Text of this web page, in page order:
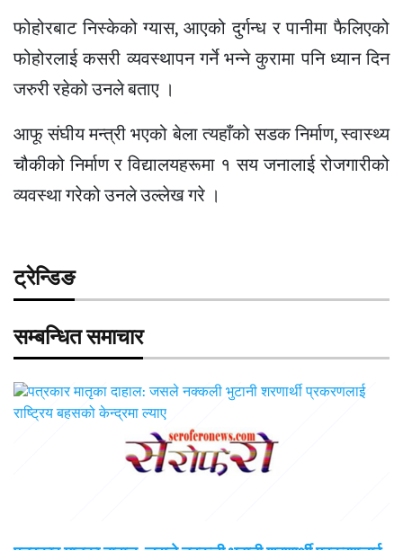
फोहोरबाट निस्केको ग्यास, आएको दुर्गन्ध र पानीमा फैलिएको
फोहोरलाई कसरी व्यवस्थापन गर्ने भन्ने कुरामा पनि ध्यान दिन
जरुरी रहेको उनले बताए ।
आफू संघीय मन्त्री भएको बेला त्यहाँको सडक निर्माण, स्वास्थ्य
चौकीको निर्माण र विद्यालयहरूमा १ सय जनालाई रोजगारीको
व्यवस्था गरेको उनले उल्लेख गरे ।
ट्रेन्डिङ
सम्बन्धित समाचार